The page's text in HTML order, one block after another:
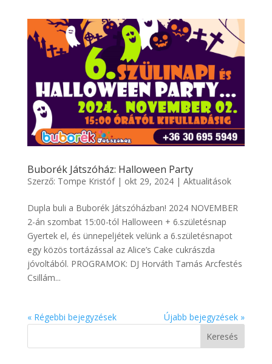
Buborék Játszóház: Halloween Party
Szerző: Tompe Kristóf| okt 29, 2024| Aktualitások
Dupla buli a Buborék Játszóházban! 2024 NOVEMBER
2-án szombat 15:00-tól Halloween + 6.születésnap
Gyertek el, és ünnepeljétek velünk a 6.születésnapot
egy közös tortázással az Alice’s Cake cukrászda
jóvoltából. PROGRAMOK: DJ Horváth Tamás Arcfestés
Csillám...
« Régebbi bejegyzések Újabb bejegyzések »